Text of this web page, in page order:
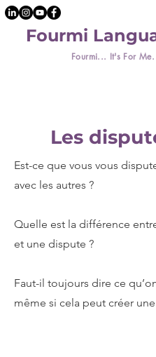
Fourmi... It's For Me.
Fourmi
Les
Est-ce que vous vous
avec les autres ?
Quelle est la différence
et une dispute ?
Faut-il toujours dire ce
même si cela peut créer